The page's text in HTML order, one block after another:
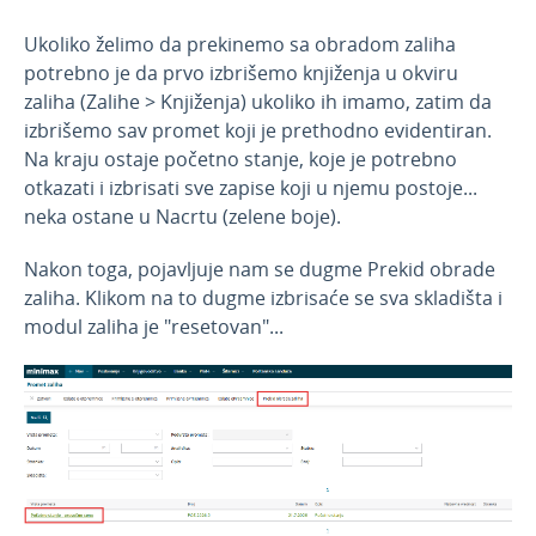
dokumenta
Unos početnog stanja zaliha
Unos prijema
Unos novog izdavanja
Inventar zaliha
KEP knjiga u zalihama koje se vode po
prosečnoj nabavnoj vrednosti
Kartica artikla u zalihama
Masovne obrade u zalihama
Prekid obrade zaliha
Prenos među skladištima
Masovna promena skladišta na prometima
zaliha
Masovno uređivanje redova prijema na
zalihama
Ukoliko želimo da prekinemo sa obradom zaliha
potrebno je da prvo izbrišemo knjiženja u okviru
zaliha (Zalihe > Knjiženja) ukoliko ih imamo, zatim da
izbrišemo sav promet koji je prethodno evidentiran.
Na kraju ostaje početno stanje, koje je potrebno
otkazati i izbrisati sve zapise koji u njemu postoje...
neka ostane u Nacrtu (zelene boje).
Nakon toga, pojavljuje nam se dugme Prekid obrade
zaliha. Klikom na to dugme izbrisaće se sva skladišta i
modul zaliha je "resetovan"...